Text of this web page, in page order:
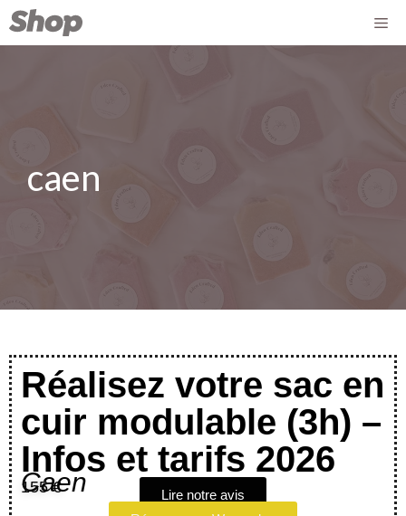
caen
Réalisez votre sac en
cuir modulable (3h) –
Infos et tarifs 2026
Caen
155 €
Lire notre avis